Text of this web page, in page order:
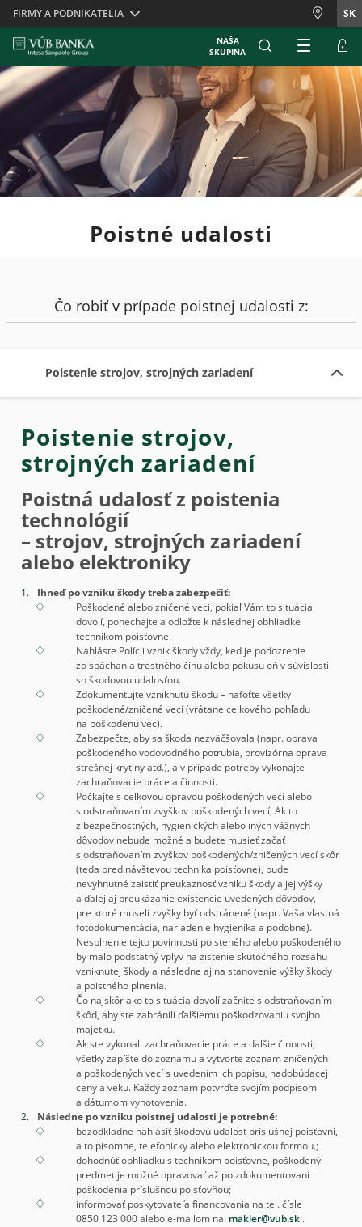
Skiplinks
FIRMY A PODNIKATELIA SK
NAŠA
SKUPINA
Poistné udalosti
Čo robiť v prípade poistnej udalosti z:
Poistenie strojov, strojných zariadení
Poistenie strojov,
strojných zariadení
Poistná udalosť z poistenia
technológií
– strojov, strojných zariadení
alebo elektroniky
Ihneď po vzniku škody treba zabezpečiť:
Poškodené alebo zničené veci, pokiaľ Vám to situácia
dovolí, ponechajte a odložte k následnej obhliadke
technikom poisťovne.
Nahláste Polícii vznik škody vždy, keď je podozrenie
zo spáchania trestného činu alebo pokusu oň v súvislosti
so škodovou udalosťou.
Zdokumentujte vzniknutú škodu – nafoťte všetky
poškodené/zničené veci (vrátane celkového pohľadu
na poškodenú vec).
Zabezpečte, aby sa škoda nezväčšovala (napr. oprava
poškodeného vodovodného potrubia, provizórna oprava
strešnej krytiny atd.), a v prípade potreby vykonajte
zachraňovacie práce a činnosti.
Počkajte s celkovou opravou poškodených vecí alebo
s odstraňovaním zvyškov poškodených vecí, Ak to
z bezpečnostných, hygienických alebo iných vážnych
dôvodov nebude možné a budete musieť začať
s odstraňovaním zvyškov poškodených/zničených vecí skôr
(teda pred návštevou technika poisťovne), bude
nevyhnutné zaistiť preukaznosť vzniku škody a jej výšky
a ďalej aj preukázanie existencie uvedených dôvodov,
pre ktoré museli zvyšky byť odstránené (napr. Vaša vlastná
fotodokumentácia, nariadenie hygienika a podobne).
Nesplnenie tejto povinnosti poisteného alebo poškodeného
by malo podstatný vplyv na zistenie skutočného rozsahu
vzniknutej škody a následne aj na stanovenie výšky škody
a poistného plnenia.
Čo najskôr ako to situácia dovolí začnite s odstraňovaním
škôd, aby ste zabránili ďalšiemu poškodzovaniu svojho
majetku.
Ak ste vykonali zachraňovacie práce a ďalšie činnosti,
všetky zapíšte do zoznamu a vytvorte zoznam zničených
a poškodených vecí s uvedením ich popisu, nadobúdacej
ceny a veku. Každý zoznam potvrďte svojím podpisom
a dátumom vyhotovenia.
Následne po vzniku poistnej udalosti je potrebné:
bezodkladne nahlásiť škodovú udalosť príslušnej poisťovni,
a to písomne, telefonicky alebo elektronickou formou.;
dohodnúť obhliadku s technikom poisťovne, poškodený
predmet je možné opravovať až po zdokumentovaní
poškodenia príslušnou poisťovňou;
informovať poskytovateľa financovania na tel. čísle
0850 123 000 alebo e-mailom na: makler@vub.sk.